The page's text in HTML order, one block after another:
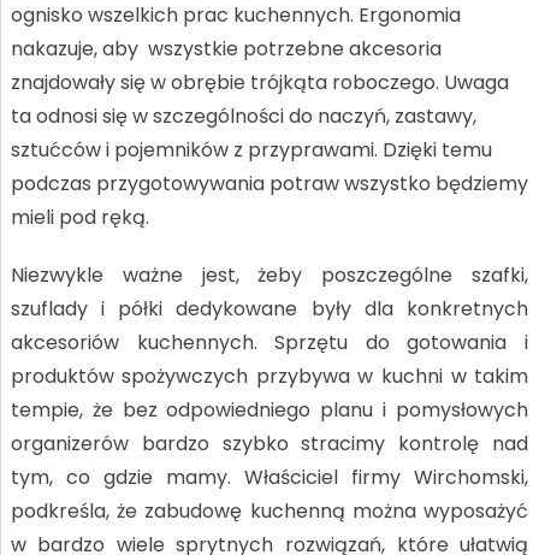
ognisko wszelkich prac kuchennych. Ergonomia
nakazuje, aby wszystkie potrzebne akcesoria
znajdowały się w obrębie trójkąta roboczego. Uwaga
ta odnosi się w szczególności do naczyń, zastawy,
sztućców i pojemników z przyprawami. Dzięki temu
podczas przygotowywania potraw wszystko będziemy
mieli pod ręką.
Niezwykle ważne jest, żeby poszczególne szafki,
szuflady i półki dedykowane były dla konkretnych
akcesoriów kuchennych. Sprzętu do gotowania i
produktów spożywczych przybywa w kuchni w takim
tempie, że bez odpowiedniego planu i pomysłowych
organizerów bardzo szybko stracimy kontrolę nad
tym, co gdzie mamy. Właściciel firmy Wirchomski,
podkreśla, że zabudowę kuchenną można wyposażyć
w bardzo wiele sprytnych rozwiązań, które ułatwią